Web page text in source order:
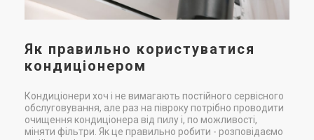
Як правильно користуватися
кондиціонером
Кондиціонери хоч і не вимагають постійного сервісного
обслуговування, але раз на півроку потрібно проводити
очищення кондиціонера від пилу і, по можливості,
міняти фільтри. Як це правильно робити - розповідаємо